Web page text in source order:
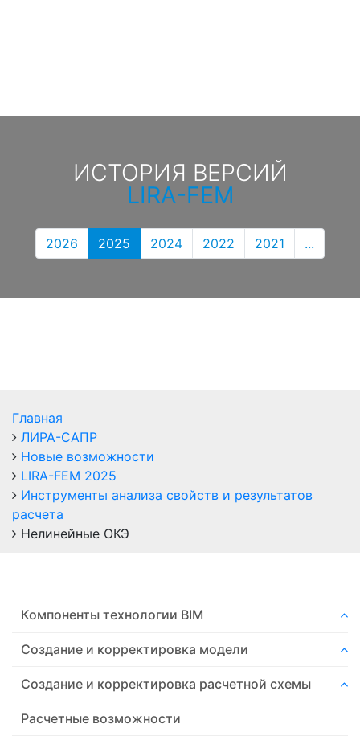
ИСТОРИЯ ВЕРСИЙ
LIRA-FEM
2026 2025 2024 2022 2021 ...
Главная
ЛИРА-САПР
Новые возможности
LIRA-FEM 2025
Инструменты анализа свойств и результатов
расчета
Нелинейные ОКЭ
Компоненты технологии ВIM
Создание и корректировка модели
Создание и корректировка расчетной схемы
Расчетные возможности